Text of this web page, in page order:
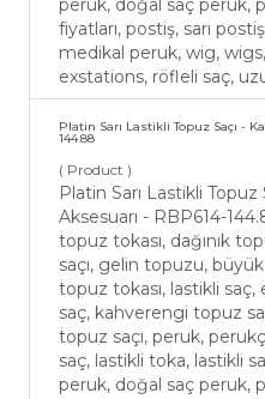
peruk, doğal saç peruk,
fiyatları, postiş, sarı
medikal peruk, wig,
exstations, röfleli saç,
Platin Sarı Lastikli Topuz Saçı -
144.88
( Product )
Platin Sarı Lastikli Topuz
Aksesuarı - RBP614-
topuz tokası, dağınık
saçı, gelin topuzu,
topuz tokası, lastikli saç,
saç, kahverengi topuz
topuz saçı, peruk,
saç, lastikli toka, lastikli
peruk, doğal saç peruk,